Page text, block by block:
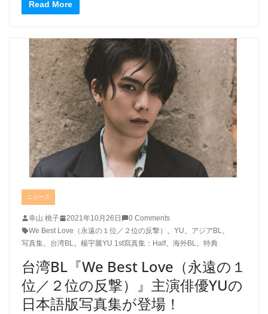
Read More
ニュース
幸山 桃子 2021年10月26日
0 Comments
We Best Love（永遠の１位／２位の反撃）
YU アジアBL
写真集
台湾BL 楊宇騰YU 1st寫真集：Half、 海外BL 特典
台湾BL『We Best Love（永遠の１
位／２位の反撃）』主演俳優YUの
日本語版写真集が登場！